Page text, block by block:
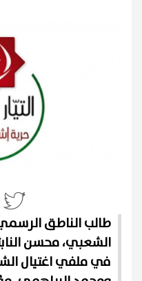
طالب الناطق
الشعبي، محسن
في ملفي اغتيال